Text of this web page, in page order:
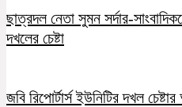
ছাত্রদল নেতা সুমন সর্দার-
দখলের চেষ্টা
জবি রিপোর্টার্স ইউনিটির দখল